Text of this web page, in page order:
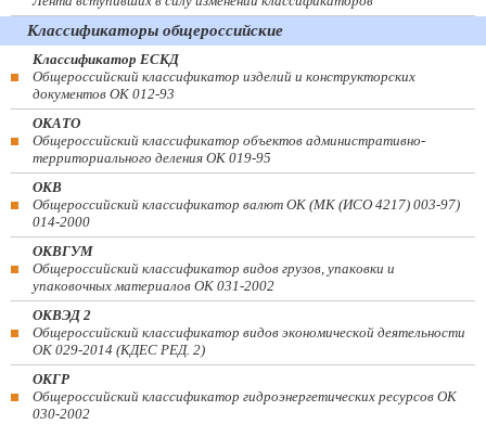
Классификаторы общероссийские
Классификатор ЕСКД
Общероссийский классификатор изделий и конструкторских
документов ОК 012-93
ОКАТО
Общероссийский классификатор объектов административно-
территориального деления ОК 019-95
ОКВ
Общероссийский классификатор валют ОК (МК (ИСО 4217) 003-97)
014-2000
ОКВГУМ
Общероссийский классификатор видов грузов, упаковки и
упаковочных материалов ОК 031-2002
ОКВЭД 2
Общероссийский классификатор видов экономической деятельности
ОК 029-2014 (КДЕС РЕД. 2)
ОКГР
Общероссийский классификатор гидроэнергетических ресурсов ОК
030-2002